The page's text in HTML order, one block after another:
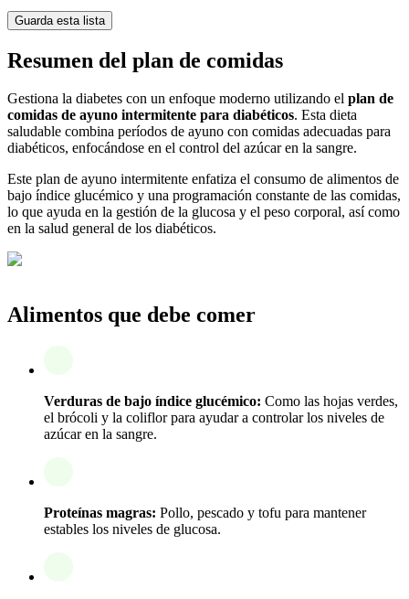
Guarda esta lista
Resumen del plan de comidas
Gestiona la diabetes con un enfoque moderno utilizando el plan de
comidas de ayuno intermitente para diabéticos. Esta dieta
saludable combina períodos de ayuno con comidas adecuadas para
diabéticos, enfocándose en el control del azúcar en la sangre.
Este plan de ayuno intermitente enfatiza el consumo de alimentos de
bajo índice glucémico y una programación constante de las comidas,
lo que ayuda en la gestión de la glucosa y el peso corporal, así como
en la salud general de los diabéticos.
Alimentos que debe comer
Verduras de bajo índice glucémico: Como las hojas verdes,
el brócoli y la coliflor para ayudar a controlar los niveles de
azúcar en la sangre.
Proteínas magras: Pollo, pescado y tofu para mantener
estables los niveles de glucosa.